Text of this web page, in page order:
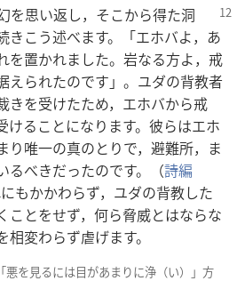
を思い返し，そこから得た洞
きこう述べます。「エホバよ，あ
を置かれました。岩なる方よ，戒
えられたのです」。ユダの背教者
きを受けたため，エホバから戒
けることになります。彼らはエホ
り唯一の真のとりで，避難所，ま
るべきだったのです。（詩編
もかかわらず，ユダの背教した
ことをせず，何ら脅威とはならな
変わらず虐げます。
悪を見るには目があまりに浄（い）」方